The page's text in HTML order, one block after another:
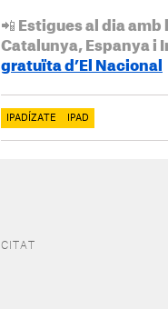
📲 Estigues al dia
Catalunya, Espanya i
gratuïta d’El Nacional
IPADÍZATE IPAD